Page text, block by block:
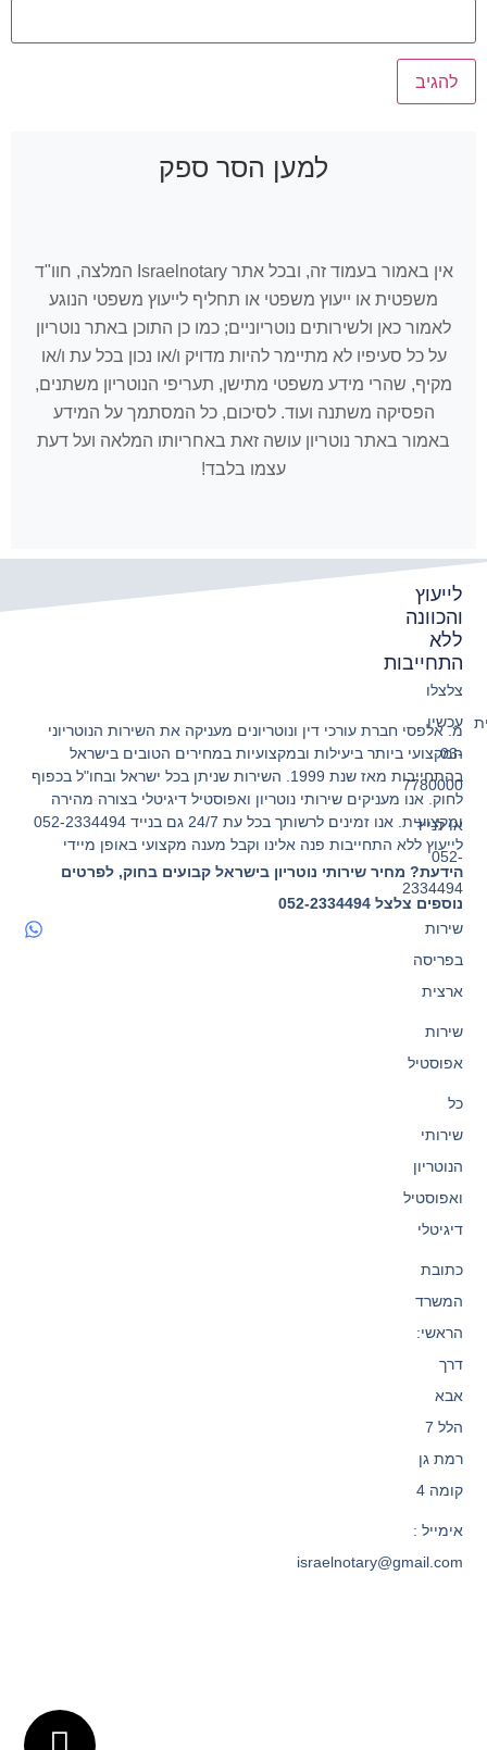
למען הסר ספק
אין באמור בעמוד זה, ובכל אתר Israelnotary המלצה, חוו"ד
משפטית או ייעוץ משפטי או תחליף לייעוץ משפטי הנוגע
לאמור כאן ולשירותים נוטריוניים; כמו כן התוכן באתר נוטריון
על כל סעיפיו לא מתיימר להיות מדויק ו/או נכון בכל עת ו/או
מקיף, שהרי מידע משפטי מתישן, תעריפי הנוטריון משתנים,
הפסיקה משתנה ועוד. לסיכום, כל המסתמך על המידע
באמור באתר נוטריון עושה זאת באחריותו המלאה ועל דעת
עצמו בלבד!
מ. אלפסי חברת עורכי דין ונוטריונים מעניקה את השירות הנוטריוני
המקצועי ביותר ביעילות ובמקצועיות במחירים הטובים בישראל
בהתחייבות מאז שנת 1999. השירות שניתן בכל ישראל ובחו"ל בכפוף
לחוק. אנו מעניקים שירותי נוטריון ואפוסטיל דיגיטלי בצורה מהירה
ומקצועית. אנו זמינים לרשותך בכל עת 24/7 גם בנייד 052-2334494
לייעוץ ללא התחייבות פנה אלינו וקבל מענה מקצועי באופן מיידי
הידעת? מחיר שירותי נוטריון בישראל קבועים בחוק, לפרטים
נוספים צלצל 052-2334494
לייעוץ
והכוונה
ללא
התחייבות
צלצלו
עכשיו
03-
7780000
או לנייד
052-
2334494
שירות
בפריסה
ארצית
שירות
אפוסטיל
כל
שירותי
הנוטריון
ואפוסטיל
דיגיטלי
כתובת
המשרד
הראשי:
דרך
אבא
הלל 7
רמת גן
קומה 4
אימייל :
israelnotary@gmail.com